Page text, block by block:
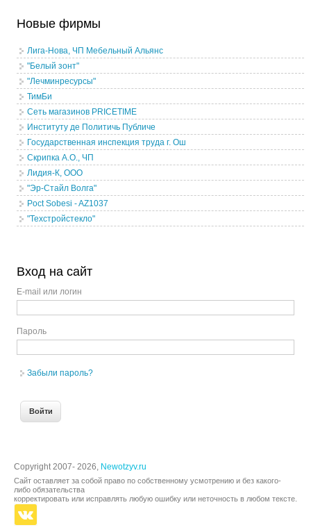
Новые фирмы
Лига-Нова, ЧП Мебельный Альянс
"Белый зонт"
"Лечминресурсы"
ТимБи
Сеть магазинов PRICETIME
Институту де Политичь Публиче
Государственная инспекция труда г. Ош
Скрипка А.О., ЧП
Лидия-К, ООО
"Эр-Стайл Волга"
Poct Sobesi - AZ1037
"Техстройстекло"
Вход на сайт
E-mail или логин
Пароль
Забыли пароль?
Copyright 2007- 2026, Newotzyv.ru
Сайт оставляет за собой право по собственному усмотрению и без какого-
либо обязательства
корректировать или исправлять любую ошибку или неточность в любом тексте.